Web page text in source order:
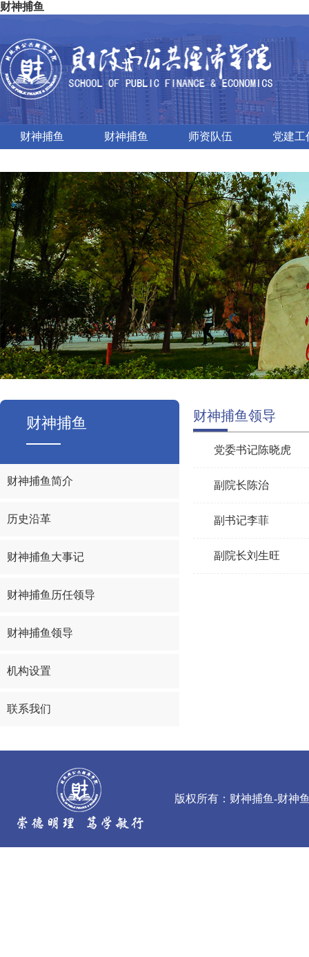
财神捕鱼
财神捕鱼 财神捕鱼 师资队伍
党建工
财神捕鱼
财神捕鱼简介
历史沿革
财神捕鱼大事记
财神捕鱼历任领导
财神捕鱼领导
机构设置
联系我们
财神捕鱼领导
党委书记陈晓虎
副院长陈治
副书记李菲
副院长刘生旺
版权所有：财神捕鱼-财神